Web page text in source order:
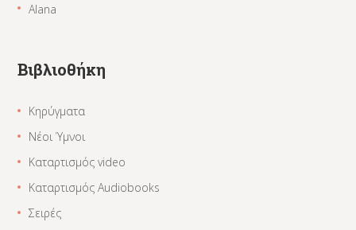
Alana
Βιβλιοθήκη
Κηρύγματα
Νέοι Ύμνοι
Καταρτισμός video
Καταρτισμός Audiobooks
Σειρές